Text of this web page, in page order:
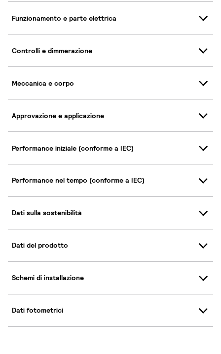
Funzionamento e parte elettrica
Controlli e dimmerazione
Meccanica e corpo
Approvazione e applicazione
Performance iniziale (conforme a IEC)
Performance nel tempo (conforme a IEC)
Dati sulla sostenibilità
Dati del prodotto
Schemi di installazione
Dati fotometrici